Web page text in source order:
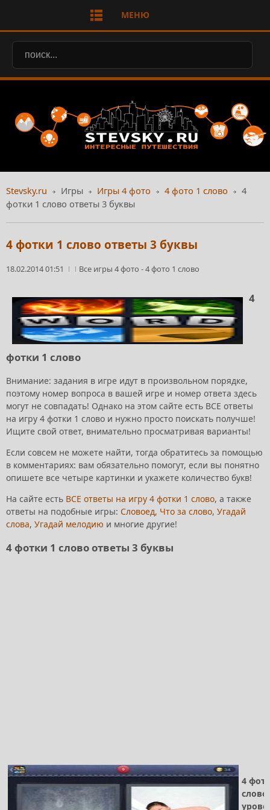
МЕНЮ
Stevsky.ru Игры Игры 4 фото 4 фото 1 слово
4
фотки 1 слово ответы 3 буквы
4 фотки 1 слово ответы 3 буквы
18.02.2014 01:51 Все игры 4 фото -4 фото 1 слово
4
фотки 1 слово
Внимание: задания в игре идут в произвольном порядке,
поэтому номер вопроса в вашей игре и номер ответа здесь
могут не совпадать! Однако на этом сайте есть ВСЕ ответы
на игру 4 фотки 1 слово и нужно просто поискать получше!
Ищите свой ответ, внимательно просматривая варианты!
Если совсем не можете найти, тогда обратитесь за помощью
в комментариях: вам обязательно помогут, если вы понятно
опишете все четыре картинки и укажете количество букв!
На сайте есть ВСЕ ответы на игру 4 фотки 1 слово, а также
ответы на подобные игры: Словоед, Что за слово, Угадай
слова, Угадай мелодию и многие другие!
4 фотки 1 слово ответы 3 буквы
4